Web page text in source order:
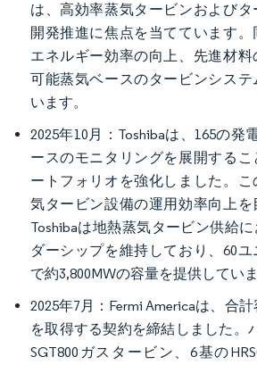
は、高効率蒸気タービンおよび
開発推進に焦点を当てています
エネルギー効率の向上、先進材
可能蒸気ベースのタービンシス
います。
2025年10月：Toshibaは、165の
ースのモニタリングを展開する
ートフォリオを強化しました。
気タービン設備の運用効率向上を
Toshibaは地熱蒸気タービン供給
ダーシップを維持しており、60
で約3,800MWの容量を提供していま
2025年7月：Fermi Americaは、合
を取得する契約を締結しました。
SGT800ガスタービン、6基の